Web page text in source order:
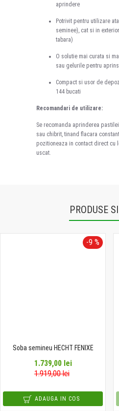
aprindere
Potrivit pentru utilizare
seminee), cat si in
tabara)
O solutie mai curata si
sau gelurile pentru aprins
Compact si usor de
144 bucati
Recomandari de utilizare:
Se recomanda aprinderea
sau chibrit, tinand flacara
pozitioneaza in contact direct cu
uscat.
PRODUSE
-9 %
Soba semineu HECHT FENIXE
1.739,00 lei
1.919,00 lei
ADAUGA IN COS